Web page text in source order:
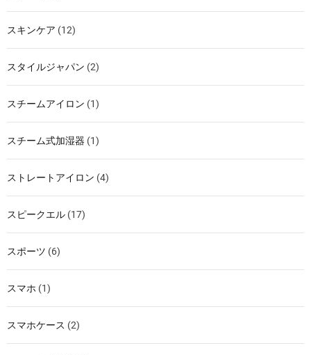
スキンケア (12)
スタイルジャパン (2)
スチームアイロン (1)
スチーム式加湿器 (1)
ストレートアイロン (4)
スピークエル (17)
スポーツ (6)
スマホ (1)
スマホケース (2)